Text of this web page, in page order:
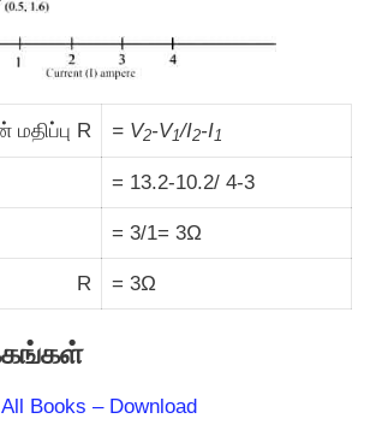
R = V2-V1/I2-I1
= 13.2-10.2/ 4-3
= 3/1= 3Ω
R = 3Ω
Books – Download